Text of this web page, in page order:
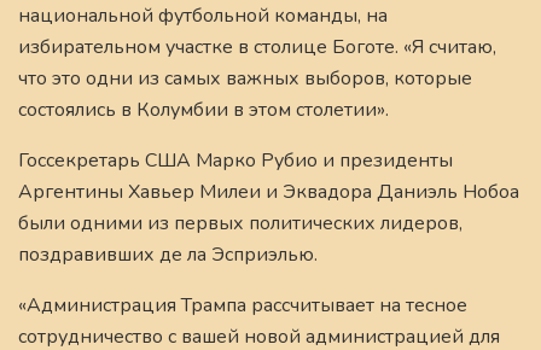
национальной футбольной команды, на
избирательном участке в столице Боготе. «Я считаю,
что это одни из самых важных выборов, которые
состоялись в Колумбии в этом столетии».
Госсекретарь США Марко Рубио и президенты
Аргентины Хавьер Милеи и Эквадора Даниэль Нобоа
были одними из первых политических лидеров,
поздравивших де ла Эсприэлью.
«Администрация Трампа рассчитывает на тесное
сотрудничество с вашей новой администрацией для